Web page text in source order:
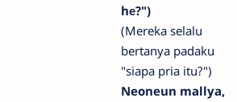
hе?")
(Mereka selalu
bertanya padaku
"siapa pria itu?")
Neoneun mallya,